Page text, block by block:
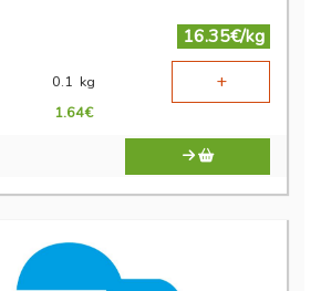
16.35€/kg
0.1 kg +
1.64€